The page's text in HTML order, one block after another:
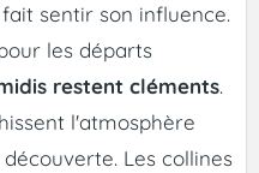
sentir son influence.
les départs
restent cléments.
l'atmosphère
Les collines